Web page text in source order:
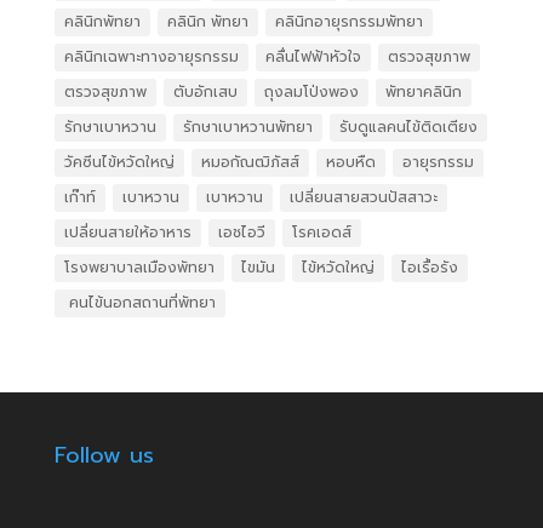
คลินิกพัทยา
คลินิก พัทยา
คลินิกอายุรกรรมพัทยา
คลินิกเฉพาะทางอายุรกรรม
คลื่นไฟฟ้าหัวใจ
ตรวจสุขภาพ
ตรวจสุขภาพ
ตับอักเสบ ถุงลมโป่งพอง
พัทยาคลินิก
รักษาเบาหวาน
รักษาเบาหวานพัทยา
รับดูแลคนไข้ติดเตียง
วัคซีนไข้หวัดใหญ่
หมอกัณฒิภัสส์ หอบหืด
อายุรกรรม
เก๊าท์
เบาหวาน เบาหวาน
เปลี่ยนสายสวนปัสสาวะ
เปลี่ยนสายให้อาหาร
เอชไอวี
โรคเอดส์
โรงพยาบาลเมืองพัทยา
ไขมัน ไข้หวัดใหญ่
ไอเรื้อรัง
​ คนไข้นอกสถานที่พัทยา
Follow us